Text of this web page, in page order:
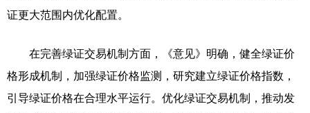
证更大范围内优化配置。
在完善绿证交易机制方面，《意见》明确，健全绿证价
格形成机制，加强绿证价格监测，研究建立绿证价格指数，
引导绿证价格在合理水平运行。优化绿证交易机制，推动发